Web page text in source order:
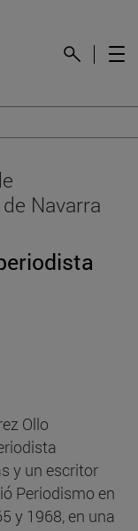
Navarra
Ollo
y un escritor
Periodismo en
y 1968, en una